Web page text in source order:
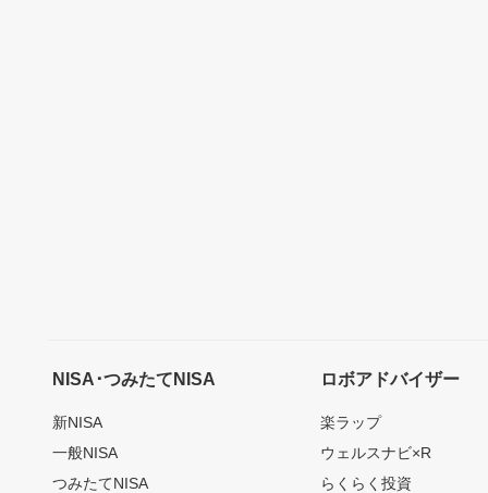
NISA･つみたてNISA
新NISA
一般NISA
つみたてNISA
ロボアドバイザー
楽ラップ
ウェルスナビ×R
らくらく投資